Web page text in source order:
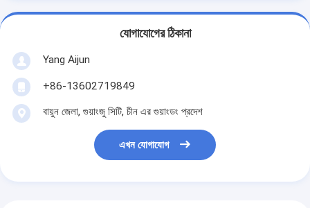
যোগাযোগের ঠিকানা
Yang Aijun
+86-13602719849
বায়ুন জেলা, গুয়াংজু সিটি, চীন এর গুয়াংডং প্রদেশ
এখন যোগাযোগ